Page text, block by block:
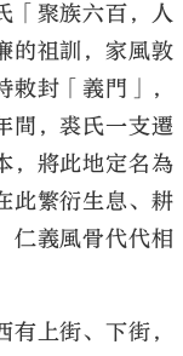
「聚族六百，人
的祖訓，家風敦
封「義門」，
間，裘氏一支遷
，將此地定名為
此繁衍生息、耕
仁義風骨代代相
上街、下街，